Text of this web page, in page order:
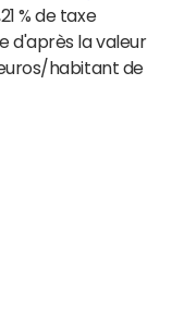
% de taxe
d'après la valeur
euros/habitant de